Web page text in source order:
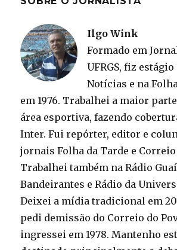
Ilgo Wink
Formado em
UFRGS, fiz
Notícias e na
em 1976. Trabalhei a maior
área esportiva, fazendo
Inter. Fui repórter, editor e
jornais Folha da Tarde e Correio
Trabalhei também na Rádio
Bandeirantes e Rádio da
Deixei a mídia tradicional em
pedi demissão do Correio do
ingressei em 1978. Mantenho